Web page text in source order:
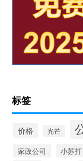
标签
价格 光芒
家政公司 小苏打